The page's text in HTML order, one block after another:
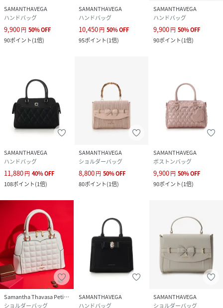
SAMANTHAVEGA
ハンドバッグ
9,900円 50%OFF
90ポイント(1倍)
SAMANTHAVEGA
ハンドバッグ
10,450円 50%OFF
95ポイント(1倍)
SAMANTHAVEGA
ハンドバッグ
9,900円 50%OFF
90ポイント(1倍)
SAMANTHAVEGA
ハンドバッグ
11,880円 40%OFF
108ポイント(1倍)
SAMANTHAVEGA
ショルダーバッグ
8,800円 50%OFF
80ポイント(1倍)
SAMANTHAVEGA
ボストンバッグ
9,900円 50%OFF
90ポイント(1倍)
Samantha Thavasa Petit Choice
ショルダーバッグ
SAMANTHAVEGA
ハンドバッグ
SAMANTHAVEGA
ショルダーバッグ